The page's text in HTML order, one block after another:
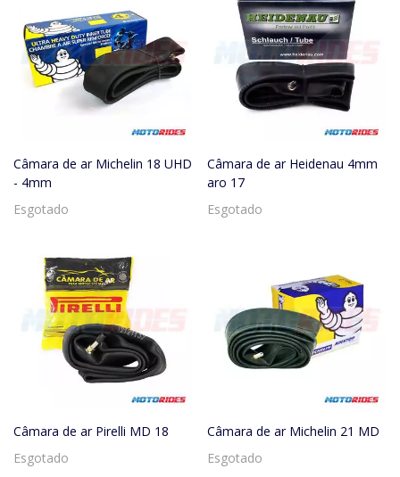
Câmara de ar Michelin 18 UHD
- 4mm
Esgotado
Câmara de ar Heidenau 4mm
aro 17
Esgotado
Câmara de ar Pirelli MD 18
Esgotado
Câmara de ar Michelin 21 MD
Esgotado